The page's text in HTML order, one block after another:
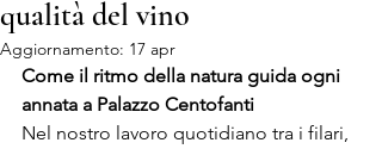
qualità del vino
Aggiornamento: 17 apr
Come il ritmo della natura guida ogni
annata a Palazzo Centofanti
Nel nostro lavoro quotidiano tra i filari,